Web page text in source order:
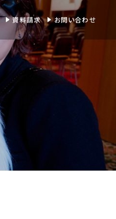
資料請求 お問い合わせ